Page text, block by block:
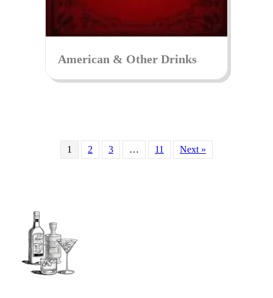
American & Other Drinks
1 2 3 … 11 Next »